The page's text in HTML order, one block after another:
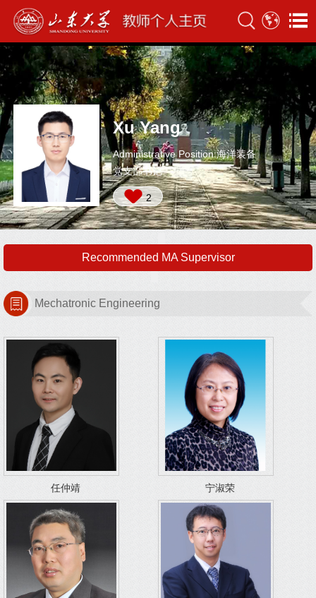
Xu Yang
Administrative Position:海洋装备
党支部书记
2
Recommended MA Supervisor
Mechatronic Engineering
任仲靖 宁淑荣